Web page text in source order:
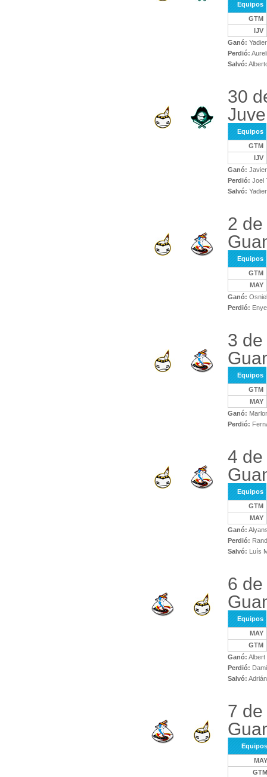
Equipos
GTM
IJV
Ganó:
Perdió:
Salvó:
30
Equipos
GTM
IJV
Ganó:
Perdió: Joel
Salvó:
2
Equipos
GTM
MAY
Ganó:
Perdió:
3
Equipos
GTM
MAY
Ganó:
Perdió:
4
Equipos
GTM
MAY
Ganó:
Perdió:
Salvó: Luís
6
Equipos
MAY
GTM
Ganó: Albert
Perdió:
Salvó:
7
Equipos
MAY
GTM